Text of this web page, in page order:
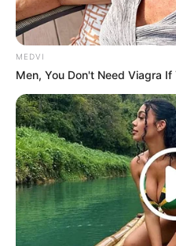
อะไรที่ ชาวราศีพิจิก ต้องการ
ท้าทายหรืออุปสรรคที่ดูจะเสี่
ชอบอะไรที่ดูแน่นอนและค
ต้องการและแสวงหาคนรู้ใจ
ตัวเขาได้ดีทุกเรื่องและพร้อ
เผชิญกับปัญหาต่างๆนอกจ
อบอุ่นอ่อนโยนและมีความโ
ของเขาหวานชื่นอยู่เสมอ
เรื่องบนเตียง กับ ราศีธนู
MEDVI
Men, You Don't Need Viagra